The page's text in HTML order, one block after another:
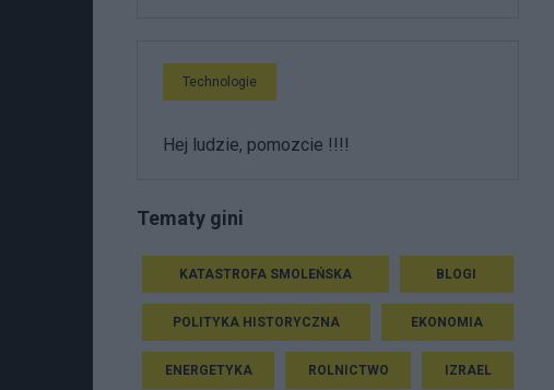
Technologie
Hej ludzie, pomozcie !!!!
Tematy gini
KATASTROFA SMOLEŃSKA BLOGI
POLITYKA HISTORYCZNA EKONOMIA
ENERGETYKA ROLNICTWO IZRAEL